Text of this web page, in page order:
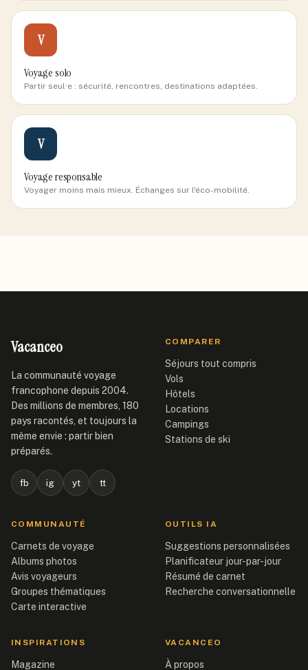
V
Voyage solo
Partir seul·e : sécurité, rencontres, destinations adaptées.
V
Voyage responsable
Voyager moins mais mieux. Échanges sur l'éco-mobilité.
Vacanceo
La communauté voyage
francophone depuis 2004.
Des millions de membres, 180
pays racontés, et toujours la
même envie : partir bien
préparés.
fb ig yt tt
COMPARER
Séjours tout compris
Vols
Hôtels
Locations
Campings
Stations de ski
COMMUNAUTÉ
Carnets de voyage
Albums photos
Avis voyageurs
Groupes thématiques
Carte interactive
OUTILS IA
Suggestions personnalisées
Planificateur jour-par-jour
Résumé de carnet
Recherche conversationnelle
INSPIRATIONS
Magazine
VACANCEO
À propos